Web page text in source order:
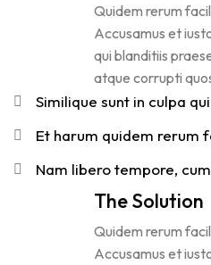
Quidem rerum
Accusamus et
qui blanditiis
atque corrupti
Similique sunt in culpa
Et harum quidem rerum
Nam libero tempore,
The Solution
Quidem rerum
Accusamus et